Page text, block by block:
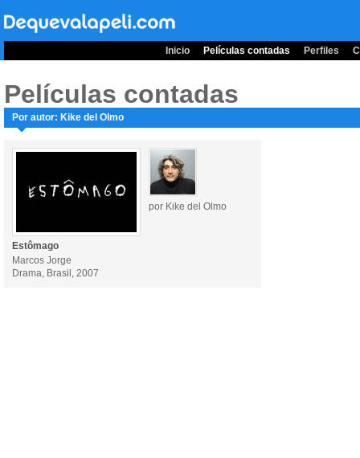
Inicio Películas contadas Perfiles
Películas contadas
Por autor: Kike del Olmo
por Kike del Olmo
Estômago
Marcos Jorge
Drama, Brasil, 2007